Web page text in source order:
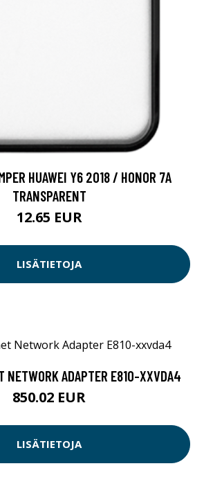
HUAWEI Y6 2018 / HONOR 7A
TRANSPARENT
12.65 EUR
LISÄTIETOJA
NETWORK ADAPTER E810-XXVDA4
850.02 EUR
LISÄTIETOJA